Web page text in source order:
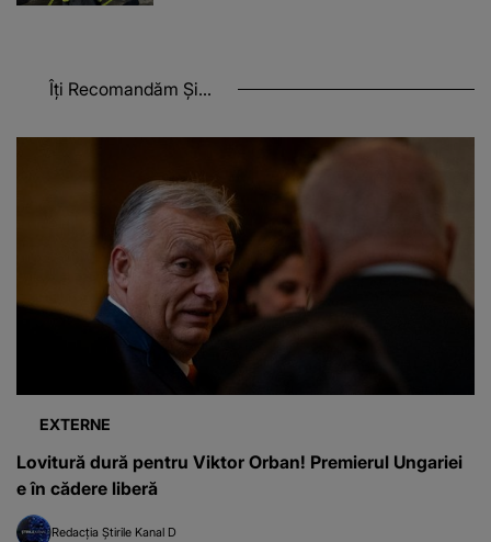
Îți Recomandăm Și...
EXTERNE
Lovitură dură pentru Viktor Orban! Premierul Ungariei
e în cădere liberă
Redacția Știrile Kanal D